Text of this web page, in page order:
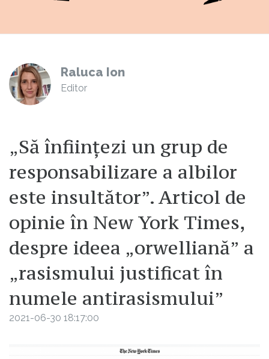
Raluca Ion
Editor
„Să înființezi un grup de
responsabilizare a albilor
este insultător”. Articol de
opinie în New York Times,
despre ideea „orwelliană” a
„rasismului justificat în
numele antirasismului”
2021-06-30 18:17:00